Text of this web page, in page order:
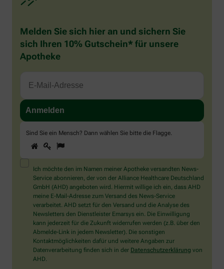
Melden Sie sich hier an und sichern Sie
sich Ihren 10% Gutschein* für unsere
Apotheke
Sind Sie ein Mensch? Dann wählen Sie bitte die Flagge
Sie
ein
Mensch?
Dann
wählen
Sie
bitte
die
Flagge.
1 2
Ich möchte den im Namen meiner Apotheke versandten News-
Service abonnieren, der von der Alliance Healthcare Deutschland
GmbH (AHD) angeboten wird. Hiermit willige ich ein, dass AHD
meine E-Mail-Adresse zum Versand des News-Service
verarbeitet. AHD setzt für den Versand und die Analyse des
Newsletters den Dienstleister Emarsys ein. Die Einwilligung
kann jederzeit für die Zukunft widerrufen werden (z.B. über den
Abmelde-Link in jedem Newsletter). Die sonstigen
Kontaktmöglichkeiten dafür und weitere Angaben zur
Datenverarbeitung finden sich in der Datenschutzerklärung von
AHD.